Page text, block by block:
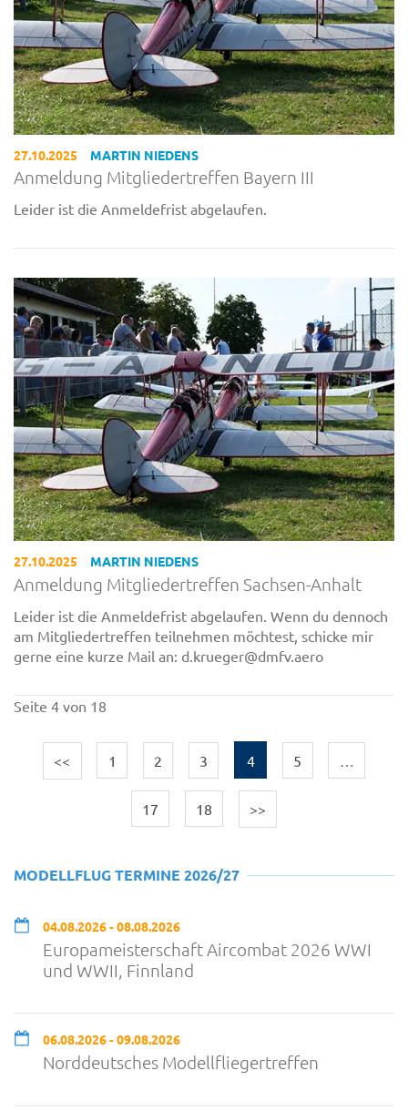
27.10.2025 MARTIN NIEDENS
Anmeldung Mitgliedertreffen Bayern III
Leider ist die Anmeldefrist abgelaufen.
27.10.2025 MARTIN NIEDENS
Anmeldung Mitgliedertreffen Sachsen-Anhalt
Leider ist die Anmeldefrist abgelaufen. Wenn du dennoch
am Mitgliedertreffen teilnehmen möchtest, schicke mir
gerne eine kurze Mail an: d.krueger@dmfv.aero
Seite 4 von 18
<< 1 2 3 4 5
17 18 >>
MODELLFLUG TERMINE 2026/27
04.08.2026 - 08.08.2026
Europameisterschaft Aircombat 2026 WWI
und WWII, Finnland
06.08.2026 - 09.08.2026
Norddeutsches Modellfliegertreffen